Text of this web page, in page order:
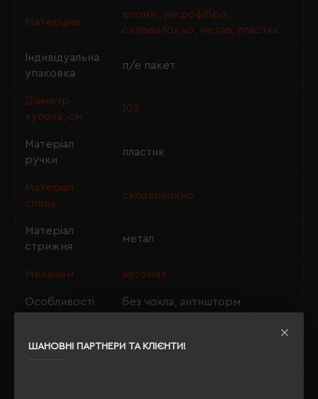
ШАНОВНІ ПАРТНЕРИ ТА КЛІЄНТИ!
Матеріали
епонж, мікрофібра,
скловолокно, метал, пластик
Індивідуальна
упаковка
п/е пакет
Діаметр
купола, см
103
Матеріал
ручки
пластик
Матеріал
спиць
скловолокно
Матеріал
стрижня
метал
Механізм автомат
Особливості без чохла, антишторм